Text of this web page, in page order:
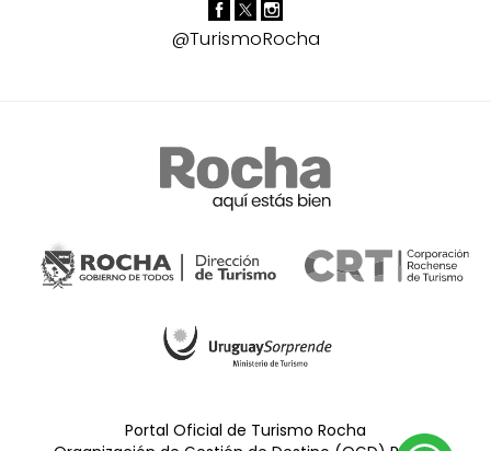
@TurismoRocha
Portal Oficial de Turismo Rocha